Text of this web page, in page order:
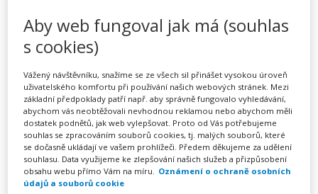
společné vzdělávání v ZŠ –
dle aktuálních změn od
1.1.2020
PořádáINFRA, s.r.o.
TERMÍN
na klíč
Aby web fungoval jak má (souhlas
s cookies)
Vážený návštěvníku, snažíme se ze všech sil přinášet vysokou úroveň
uživatelského komfortu při používání našich webových stránek. Mezi
základní předpoklady patří např. aby správně fungovalo vyhledávání,
abychom vás neobtěžovali nevhodnou reklamou nebo abychom měli
dostatek podnětů, jak web vylepšovat. Proto od Vás potřebujeme
souhlas se zpracováním souborů cookies, tj. malých souborů, které
se dočasně ukládají ve vašem prohlížeči. Předem děkujeme za udělení
souhlasu. Data využijeme ke zlepšování našich služeb a přizpůsobení
obsahu webu přímo Vám na míru. Oznámení o ochraně osobních
údajů a souborů cookie